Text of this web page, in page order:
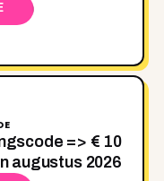
=> € 10
augustus 2026